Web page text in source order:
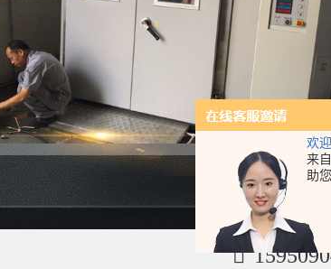
欢迎
来
助